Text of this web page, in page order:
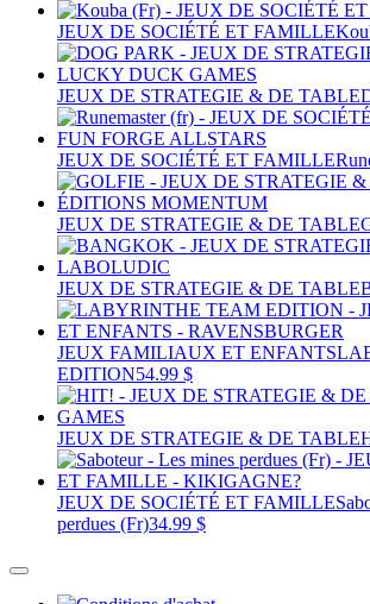
JEUX DE SOCIÉTÉ ET FAMILLE
JEUX DE STRATEGIE & DE TABLE
JEUX DE SOCIÉTÉ ET FAMILLE
JEUX DE STRATEGIE & DE TABLE
JEUX DE STRATEGIE & DE TABLE
JEUX FAMILIAUX ET ENFANTS
EDITION54.99 $
JEUX DE STRATEGIE & DE TABLE
JEUX DE SOCIÉTÉ ET FAMILLE
perdues (Fr)34.99 $